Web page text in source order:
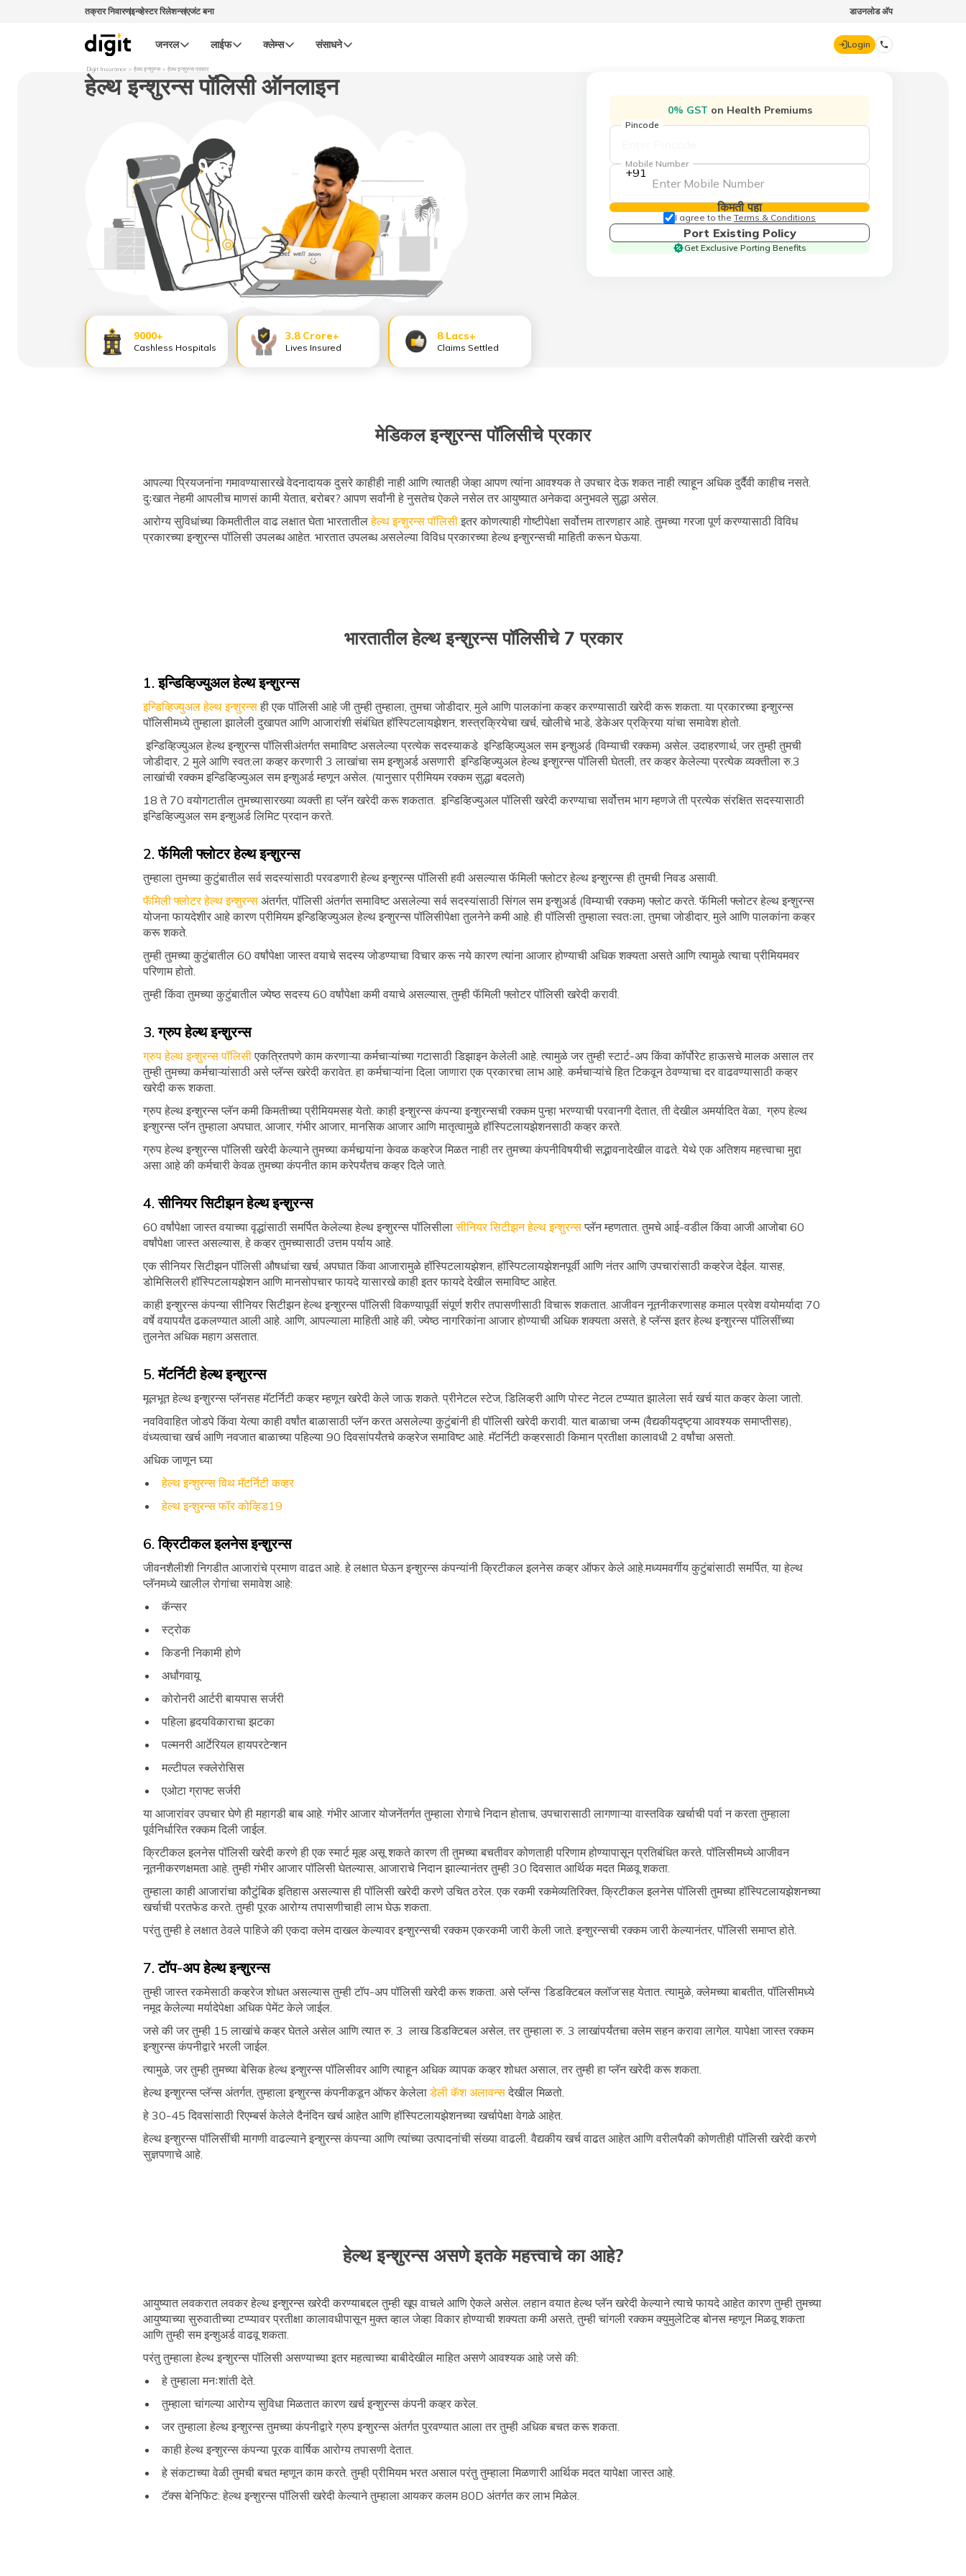
तक्रार निवारणइन्व्हेस्टर रिलेशन्सएजंट बना डाउनलोड अ‍ॅप
जनरल लाईफ क्लेम्स संसाधने Login
hello@godigit.com
Digit Insurance हेल्थ इन्शुरन्स हेल्थ इन्शुरन्स प्रकार
हेल्थ इन्शुरन्स पॉलिसी ऑनलाइन
9000+
Cashless Hospitals
3.8 Crore+
Lives Insured
8 Lacs+
Claims Settled
0% GST on Health Premiums
Pincode
+91
Mobile Number
किमती पहा
I agree to the Terms & Conditions
Port Existing Policy
Get Exclusive Porting Benefits
मेडिकल इन्शुरन्स पॉलिसीचे प्रकार
आपल्या प्रियजनांना गमावण्यासारखे वेदनादायक दुसरे काहीही नाही आणि त्यातही जेव्हा आपण त्यांना आवश्यक ते उपचार देऊ शकत नाही त्याहून अधिक दुर्दैवी काहीच नसते.
दुःखात नेहमी आपलीच माणसं कामी येतात, बरोबर? आपण सर्वांनी हे नुसतेच ऐकले नसेल तर आयुष्यात अनेकदा अनुभवले सुद्धा असेल.
आरोग्य सुविधांच्या किमतीतील वाढ लक्षात घेता भारतातीलहेल्थ इन्शुरन्स पॉलिसीइतर कोणत्याही गोष्टीपेक्षा सर्वोत्तम तारणहार आहे. तुमच्या गरजा पूर्ण करण्यासाठी विविध
प्रकारच्या इन्शुरन्स पॉलिसी उपलब्ध आहेत. भारतात उपलब्ध असलेल्या विविध प्रकारच्या हेल्थ इन्शुरन्सची माहिती करून घेऊया.
भारतातील हेल्थ इन्शुरन्स पॉलिसीचे 7 प्रकार
1. इन्डिव्हिज्युअल हेल्थ इन्शुरन्स
इन्डिव्हिज्युअल हेल्थ इन्शुरन्सही एक पॉलिसी आहे जी तुम्ही तुम्हाला, तुमचा जोडीदार, मुले आणि पालकांना कव्हर करण्यासाठी खरेदी करू शकता. या प्रकारच्या इन्शुरन्स
पॉलिसीमध्ये तुम्हाला झालेली दुखापत आणि आजारांशी संबंधित हॉस्पिटलायझेशन, शस्त्रक्रियेचा खर्च, खोलीचे भाडे, डेकेअर प्रक्रिया यांचा समावेश होतो.
इन्डिव्हिज्युअल हेल्थ इन्शुरन्स पॉलिसीअंतर्गत समाविष्ट असलेल्या प्रत्येक सदस्याकडे इन्डिव्हिज्युअल सम इन्शुअर्ड (विम्याची रक्कम) असेल. उदाहरणार्थ, जर तुम्ही तुमची
जोडीदार, 2 मुले आणि स्वत:ला कव्हर करणारी 3 लाखांचा सम इन्शुअर्ड असणारी इन्डिव्हिज्युअल हेल्थ इन्शुरन्स पॉलिसी घेतली, तर कव्हर केलेल्या प्रत्येक व्यक्तीला रु.3
लाखांची रक्कम इन्डिव्हिज्युअल सम इन्शुअर्ड म्हणून असेल. (यानुसार प्रीमियम रक्कम सुद्धा बदलते)
18 ते 70 वयोगटातील तुमच्यासारख्या व्यक्ती हा प्लॅन खरेदी करू शकतात. इन्डिव्हिज्युअल पॉलिसी खरेदी करण्याचा सर्वोत्तम भाग म्हणजे ती प्रत्येक संरक्षित सदस्यासाठी
इन्डिव्हिज्युअल सम इन्शुअर्ड लिमिट प्रदान करते.
2. फॅमिली फ्लोटर हेल्थ इन्शुरन्स
तुम्हाला तुमच्या कुटुंबातील सर्व सदस्यांसाठी परवडणारी हेल्थ इन्शुरन्स पॉलिसी हवी असल्यास फॅमिली फ्लोटर हेल्थ इन्शुरन्स ही तुमची निवड असावी.
फॅमिली फ्लोटर हेल्थ इन्शुरन्सअंतर्गत, पॉलिसी अंतर्गत समाविष्ट असलेल्या सर्व सदस्यांसाठी सिंगल सम इन्शुअर्ड (विम्याची रक्कम) फ्लोट करते. फॅमिली फ्लोटर हेल्थ इन्शुरन्स
योजना फायदेशीर आहे कारण प्रीमियम इन्डिव्हिज्युअल हेल्थ इन्शुरन्स पॉलिसीपेक्षा तुलनेने कमी आहे. ही पॉलिसी तुम्हाला स्वतःला, तुमचा जोडीदार, मुले आणि पालकांना कव्हर
करू शकते.
तुम्ही तुमच्या कुटुंबातील 60 वर्षांपेक्षा जास्त वयाचे सदस्य जोडण्याचा विचार करू नये कारण त्यांना आजार होण्याची अधिक शक्यता असते आणि त्यामुळे त्याचा प्रीमियमवर
परिणाम होतो.
तुम्ही किंवा तुमच्या कुटुंबातील ज्येष्ठ सदस्य 60 वर्षांपेक्षा कमी वयाचे असल्यास, तुम्ही फॅमिली फ्लोटर पॉलिसी खरेदी करावी.
3. ग्रुप हेल्थ इन्शुरन्स
ग्रुप हेल्थ इन्शुरन्स पॉलिसीएकत्रितपणे काम करणाऱ्या कर्मचाऱ्यांच्या गटासाठी डिझाइन केलेली आहे. त्यामुळे जर तुम्ही स्टार्ट-अप किंवा कॉर्पोरेट हाऊसचे मालक असाल तर
तुम्ही तुमच्या कर्मचाऱ्यांसाठी असे प्लॅन्स खरेदी करावेत. हा कर्मचाऱ्यांना दिला जाणारा एक प्रकारचा लाभ आहे. कर्मचाऱ्यांचे हित टिकवून ठेवण्याचा दर वाढवण्यासाठी कव्हर
खरेदी करू शकता.
ग्रुप हेल्थ इन्शुरन्स प्लॅन कमी किमतीच्या प्रीमियमसह येतो. काही इन्शुरन्स कंपन्या इन्शुरन्सची रक्कम पुन्हा भरण्याची परवानगी देतात, ती देखील अमर्यादित वेळा, ग्रुप हेल्थ
इन्शुरन्स प्लॅन तुम्हाला अपघात, आजार, गंभीर आजार, मानसिक आजार आणि मातृत्वामुळे हॉस्पिटलायझेशनसाठी कव्हर करते.
ग्रुप हेल्थ इन्शुरन्स पॉलिसी खरेदी केल्याने तुमच्या कर्मचार्‍यांना केवळ कव्हरेज मिळत नाही तर तुमच्या कंपनीविषयीची सद्भावनादेखील वाढते. येथे एक अतिशय महत्त्वाचा मुद्दा
असा आहे की कर्मचारी केवळ तुमच्या कंपनीत काम करेपर्यंतच कव्हर दिले जाते.
4. सीनियर सिटीझन हेल्थ इन्शुरन्स
60 वर्षांपेक्षा जास्त वयाच्या वृद्धांसाठी समर्पित केलेल्या हेल्थ इन्शुरन्स पॉलिसीलासीनियर सिटीझन हेल्थ इन्शुरन्सप्लॅन म्हणतात. तुमचे आई-वडील किंवा आजी आजोबा 60
वर्षांपेक्षा जास्त असल्यास, हे कव्हर तुमच्यासाठी उत्तम पर्याय आहे.
एक सीनियर सिटीझन पॉलिसी औषधांचा खर्च, अपघात किंवा आजारामुळे हॉस्पिटलायझेशन, हॉस्पिटलायझेशनपूर्वी आणि नंतर आणि उपचारांसाठी कव्हरेज देईल. यासह,
डोमिसिलरी हॉस्पिटलायझेशन आणि मानसोपचार फायदे यासारखे काही इतर फायदे देखील समाविष्ट आहेत.
काही इन्शुरन्स कंपन्या सीनियर सिटीझन हेल्थ इन्शुरन्स पॉलिसी विकण्यापूर्वी संपूर्ण शरीर तपासणीसाठी विचारू शकतात. आजीवन नूतनीकरणासह कमाल प्रवेश वयोमर्यादा 70
वर्षे वयापर्यंत ढकलण्यात आली आहे. आणि, आपल्याला माहिती आहे की, ज्येष्ठ नागरिकांना आजार होण्याची अधिक शक्यता असते, हे प्लॅन्स इतर हेल्थ इन्शुरन्स पॉलिसींच्या
तुलनेत अधिक महाग असतात.
5. मॅटर्निटी हेल्थ इन्शुरन्स
मूलभूत हेल्थ इन्शुरन्स प्लॅनसह मॅटर्निटी कव्हर म्हणून खरेदी केले जाऊ शकते. प्रीनेटल स्टेज, डिलिव्हरी आणि पोस्ट नेटल टप्प्यात झालेला सर्व खर्च यात कव्हर केला जातो.
नवविवाहित जोडपे किंवा येत्या काही वर्षांत बाळासाठी प्लॅन करत असलेल्या कुटुंबांनी ही पॉलिसी खरेदी करावी. यात बाळाचा जन्म (वैद्यकीयदृष्ट्या आवश्यक समाप्तीसह),
वंध्यत्वाचा खर्च आणि नवजात बाळाच्या पहिल्या 90 दिवसांपर्यंतचे कव्हरेज समाविष्ट आहे. मॅटर्निटी कव्हरसाठी किमान प्रतीक्षा कालावधी 2 वर्षांचा असतो.
अधिक जाणून घ्या
हेल्थ इन्शुरन्स विथ मॅटर्निटी कव्हर
हेल्थ इन्शुरन्स फॉर कोव्हिड19
6. क्रिटीकल इलनेस इन्शुरन्स
जीवनशैलीशी निगडीत आजारांचे प्रमाण वाढत आहे. हे लक्षात घेऊन इन्शुरन्स कंपन्यांनी क्रिटीकल इलनेस कव्हर ऑफर केले आहे.मध्यमवर्गीय कुटुंबांसाठी समर्पित, या हेल्थ
प्लॅनमध्ये खालील रोगांचा समावेश आहे:
कॅन्सर
स्ट्रोक
किडनी निकामी होणे
अर्धांगवायू
कोरोनरी आर्टरी बायपास सर्जरी
पहिला हृदयविकाराचा झटका
पल्मनरी आर्टेरियल हायपरटेन्शन
मल्टीपल स्क्लेरोसिस
एओटा ग्राफ्ट सर्जरी
या आजारांवर उपचार घेणे ही महागडी बाब आहे. गंभीर आजार योजनेंतर्गत तुम्हाला रोगाचे निदान होताच, उपचारासाठी लागणाऱ्या वास्तविक खर्चाची पर्वा न करता तुम्हाला
पूर्वनिर्धारित रक्कम दिली जाईल.
क्रिटीकल इलनेस पॉलिसी खरेदी करणे ही एक स्मार्ट मूव्ह असू शकते कारण ती तुमच्या बचतीवर कोणताही परिणाम होण्यापासून प्रतिबंधित करते. पॉलिसीमध्ये आजीवन
नूतनीकरणक्षमता आहे. तुम्ही गंभीर आजार पॉलिसी घेतल्यास, आजाराचे निदान झाल्यानंतर तुम्ही 30 दिवसात आर्थिक मदत मिळवू शकता.
तुम्हाला काही आजारांचा कौटुंबिक इतिहास असल्यास ही पॉलिसी खरेदी करणे उचित ठरेल. एक रकमी रकमेव्यतिरिक्त, क्रिटीकल इलनेस पॉलिसी तुमच्या हॉस्पिटलायझेशनच्या
खर्चाची परतफेड करते. तुम्ही पूरक आरोग्य तपासणीचाही लाभ घेऊ शकता.
परंतु तुम्ही हे लक्षात ठेवले पाहिजे की एकदा क्लेम दाखल केल्यावर इन्शुरन्सची रक्कम एकरकमी जारी केली जाते. इन्शुरन्सची रक्कम जारी केल्यानंतर, पॉलिसी समाप्त होते.
7. टॉप-अप हेल्थ इन्शुरन्स
तुम्ही जास्त रकमेसाठी कव्हरेज शोधत असल्यास तुम्ही टॉप-अप पॉलिसी खरेदी करू शकता. असे प्लॅन्स ‘डिडक्टिबल क्लॉज’सह येतात. त्यामुळे, क्लेमच्या बाबतीत, पॉलिसीमध्ये
नमूद केलेल्या मर्यादेपेक्षा अधिक पेमेंट केले जाईल.
जसे की जर तुम्ही 15 लाखांचे कव्हर घेतले असेल आणि त्यात रु. 3 लाख डिडक्टिबल असेल, तर तुम्हाला रु. 3 लाखांपर्यंतचा क्लेम सहन करावा लागेल. यापेक्षा जास्त रक्कम
इन्शुरन्स कंपनीद्वारे भरली जाईल.
त्यामुळे, जर तुम्ही तुमच्या बेसिक हेल्थ इन्शुरन्स पॉलिसीवर आणि त्याहून अधिक व्यापक कव्हर शोधत असाल, तर तुम्ही हा प्लॅन खरेदी करू शकता.
हेल्थ इन्शुरन्स प्लॅन्स अंतर्गत, तुम्हाला इन्शुरन्स कंपनीकडून ऑफर केलेलाडेली कॅश अलावन्सदेखील मिळतो.
हे 30-45 दिवसांसाठी रिएम्बर्स केलेले दैनंदिन खर्च आहेत आणि हॉस्पिटलायझेशनच्या खर्चापेक्षा वेगळे आहेत.
हेल्थ इन्शुरन्स पॉलिसींची मागणी वाढल्याने इन्शुरन्स कंपन्या आणि त्यांच्या उत्पादनांची संख्या वाढली. वैद्यकीय खर्च वाढत आहेत आणि वरीलपैकी कोणतीही पॉलिसी खरेदी करणे
सुज्ञपणाचे आहे.
हेल्थ इन्शुरन्स असणे इतके महत्त्वाचे का आहे?
आयुष्यात लवकरात लवकर हेल्थ इन्शुरन्स खरेदी करण्याबद्दल तुम्ही खूप वाचले आणि ऐकले असेल. लहान वयात हेल्थ प्लॅन खरेदी केल्याने त्याचे फायदे आहेत कारण तुम्ही तुमच्या
आयुष्याच्या सुरुवातीच्या टप्प्यावर प्रतीक्षा कालावधीपासून मुक्त व्हाल जेव्हा विकार होण्याची शक्यता कमी असते, तुम्ही चांगली रक्कम क्युमुलेटिव्ह बोनस म्हणून मिळवू शकता
आणि तुम्ही सम इन्शुअर्ड वाढवू शकता.
परंतु तुम्हाला हेल्थ इन्शुरन्स पॉलिसी असण्याच्या इतर महत्वाच्या बाबीदेखील माहित असणे आवश्यक आहे जसे की:
हे तुम्हाला मनःशांती देते.
तुम्हाला चांगल्या आरोग्य सुविधा मिळतात कारण खर्च इन्शुरन्स कंपनी कव्हर करेल.
जर तुम्हाला हेल्थ इन्शुरन्स तुमच्या कंपनीद्वारे ग्रुप इन्शुरन्स अंतर्गत पुरवण्यात आला तर तुम्ही अधिक बचत करू शकता.
काही हेल्थ इन्शुरन्स कंपन्या पूरक वार्षिक आरोग्य तपासणी देतात.
हे संकटाच्या वेळी तुमची बचत म्हणून काम करते. तुम्ही प्रीमियम भरत असाल परंतु तुम्हाला मिळणारी आर्थिक मदत यापेक्षा जास्त आहे.
टॅक्स बेनिफिट: हेल्थ इन्शुरन्स पॉलिसी खरेदी केल्याने तुम्हाला आयकर कलम 80D अंतर्गत कर लाभ मिळेल.